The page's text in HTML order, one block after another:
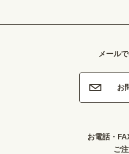
メール
お
お電話・
ご